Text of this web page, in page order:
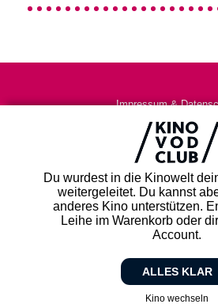
Du wurdest in die Kinowelt
weitergeleitet. Du kannst
anderes Kino unterstützen.
Leihe im Warenkorb oder
Account.
ALLES KLAR
Kino wechseln
Impressum &
AGB
Kontakt
FAQ
Newsletter
Partner